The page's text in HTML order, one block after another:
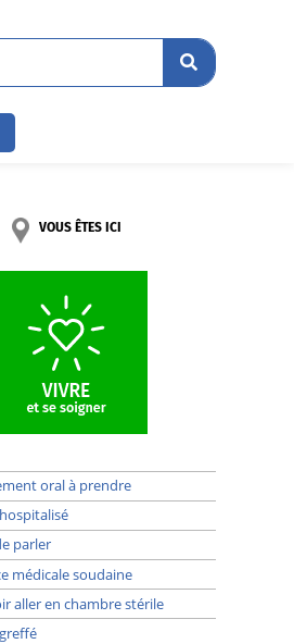
VOUS ÊTES ICI
oral à prendre
parler
médicale soudaine
aller en chambre stérile